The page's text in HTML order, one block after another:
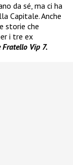
da sé, ma ci ha
Capitale. Anche
storie che
i tre ex
Fratello Vip 7.